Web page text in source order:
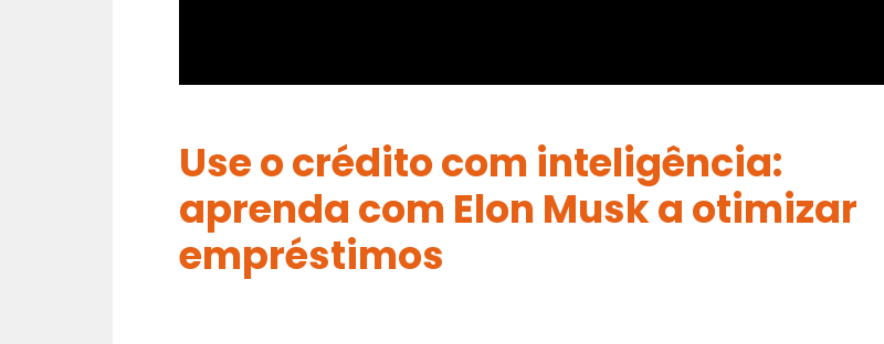
Use o crédito com inteligência:
aprenda com Elon Musk a otimizar
empréstimos